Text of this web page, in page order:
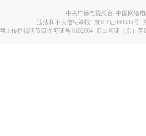
中央广播电视总台 中国网络
违法和不良信息举报
京ICP证060535号
网上传播视听节目许可证号 0102004 新出网证（京）